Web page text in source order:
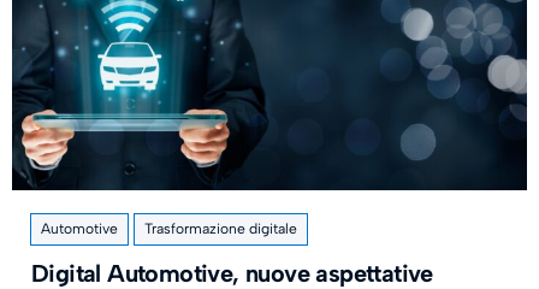
Automotive Trasformazione digitale
Digital Automotive, nuove aspettative